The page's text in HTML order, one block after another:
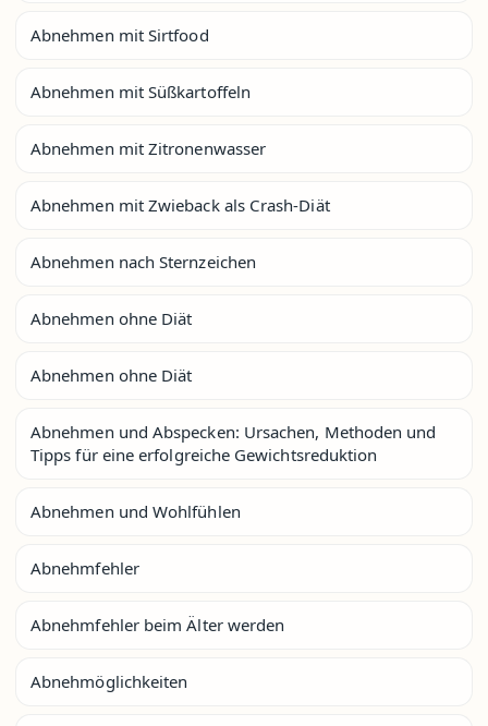
Abnehmen mit Sirtfood
Abnehmen mit Süßkartoffeln
Abnehmen mit Zitronenwasser
Abnehmen mit Zwieback als Crash-Diät
Abnehmen nach Sternzeichen
Abnehmen ohne Diät
Abnehmen ohne Diät
Abnehmen und Abspecken: Ursachen, Methoden und
Tipps für eine erfolgreiche Gewichtsreduktion
Abnehmen und Wohlfühlen
Abnehmfehler
Abnehmfehler beim Älter werden
Abnehmöglichkeiten